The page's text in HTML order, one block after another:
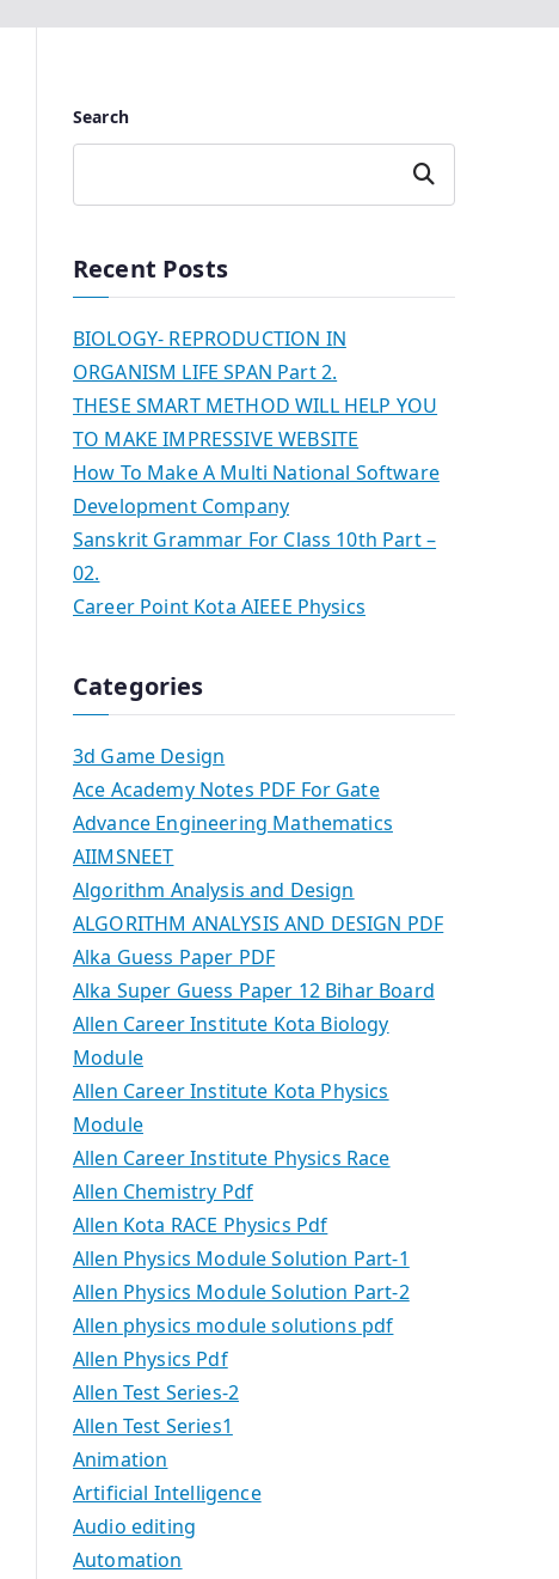
Search
Search
Recent Posts
BIOLOGY- REPRODUCTION IN
ORGANISM LIFE SPAN Part 2.
THESE SMART METHOD WILL HELP YOU
TO MAKE IMPRESSIVE WEBSITE
How To Make A Multi National Software
Development Company
Sanskrit Grammar For Class 10th Part –
02.
Career Point Kota AIEEE Physics
Categories
3d Game Design
Ace Academy Notes PDF For Gate
Advance Engineering Mathematics
AIIMSNEET
Algorithm Analysis and Design
ALGORITHM ANALYSIS AND DESIGN PDF
Alka Guess Paper PDF
Alka Super Guess Paper 12 Bihar Board
Allen Career Institute Kota Biology
Module
Allen Career Institute Kota Physics
Module
Allen Career Institute Physics Race
Allen Chemistry Pdf
Allen Kota RACE Physics Pdf
Allen Physics Module Solution Part-1
Allen Physics Module Solution Part-2
Allen physics module solutions pdf
Allen Physics Pdf
Allen Test Series-2
Allen Test Series1
Animation
Artificial Intelligence
Audio editing
Automation